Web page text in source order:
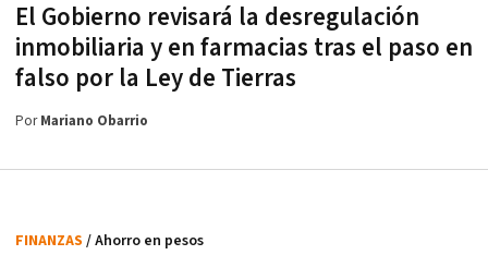
El Gobierno revisará la desregulación
inmobiliaria y en farmacias tras el paso en
falso por la Ley de Tierras
PorMariano Obarrio
FINANZAS / Ahorro en pesos